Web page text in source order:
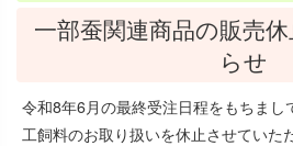
品
コ
ー
ー
一部蚕関連商品の販売
らせ
令和8年6月の最終受注日程をもちまし
工飼料のお取り扱いを休止させていた